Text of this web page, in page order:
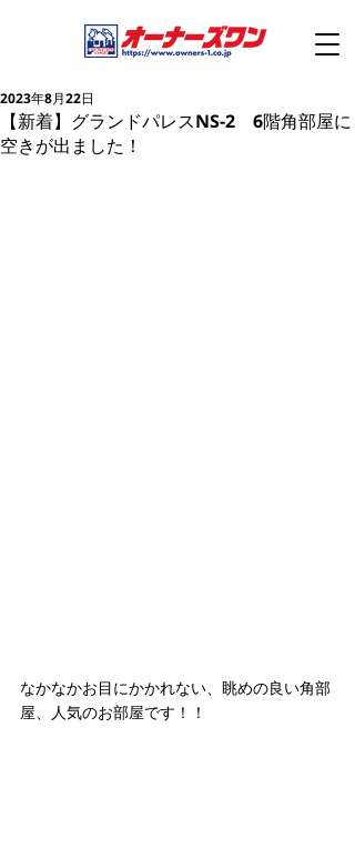
【新着】グランドパレスNS-2 6階角部屋に
空きが出ました！
2023年8月22日
なかなかお目にかかれない、眺めの良い角部
屋、人気のお部屋です！！